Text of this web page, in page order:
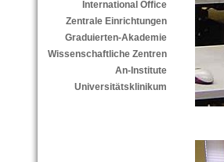
International Office
Zentrale Einrichtungen
Graduierten-Akademie
Wissenschaftliche Zentren
An-Institute
Universitätsklinikum